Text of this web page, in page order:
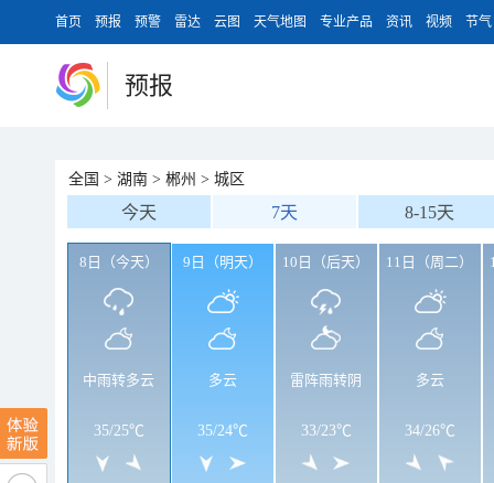
首页 预报 预警 雷达 云图 天气地图 专业产品 资讯 视频 节气
预报
全国 > 湖南 > 郴州 > 城区
今天 7天 8-15天
8日（今天）
中雨转多云
35/25℃
9日（明天）
多云
35/24℃
10日（后天）
雷阵雨转阴
33/23℃
11日（周二）
多云
34/26℃